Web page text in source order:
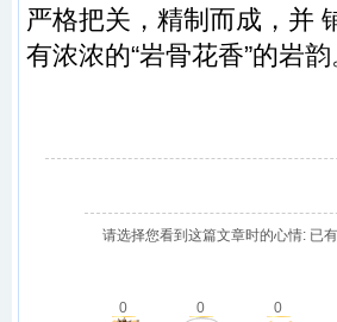
严格把关，精制而成，并
有浓浓的“岩骨花香”的岩韵
请选择您看到这篇文章时的心情: 已有
0 0 0